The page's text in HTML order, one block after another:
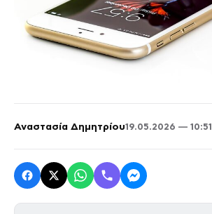
Αναστασία Δημητρίου19.05.2026 — 10:51